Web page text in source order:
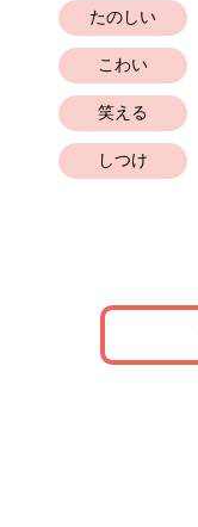
たのしい
こわい
笑える
しつけ